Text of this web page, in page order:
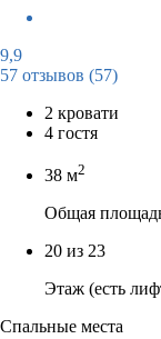
9,9
57 отзывов (57)
2 кровати
4 гостя
38 м2
Общая
20 из 23
Этаж (есть
Спальные места